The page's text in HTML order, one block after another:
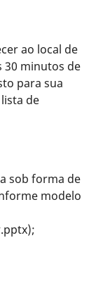
ao local de
30 minutos de
para sua
de
sob forma de
modelo